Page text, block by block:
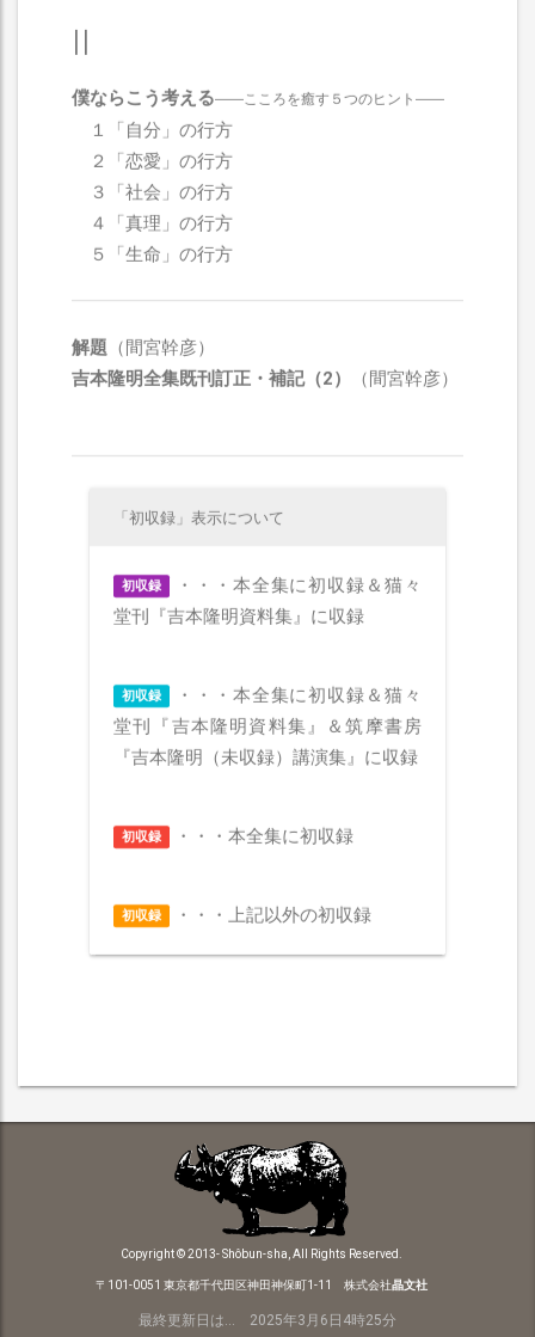
II
僕ならこう考える――こころを癒す５つのヒント ――
１「自分」の行方
２「恋愛」の行方
３「社会」の行方
４「真理」の行方
５「生命」の行方
解題 （間宮幹彦）
吉本隆明全集既刊訂正・補記（2）
（間宮幹彦）
「初収録」表示について
初収録
・・・本全集に初収録＆猫々
堂刊『吉本隆明資料集』に収録
初収録
・・・本全集に初収録＆猫々
堂刊『吉本隆明資料集』＆筑摩書房
『吉本隆明（未収録）講演集』に収録
初収録 ・・・本全集に初収録
初収録 ・・・上記以外の初収録
Copyright © 2013- Shôbun-sha, All Rights Reserved.
〒101-0051 東京都千代田区神田神保町1-11 株式会社晶文社
最終更新日は... 2025年3月6日4時25分